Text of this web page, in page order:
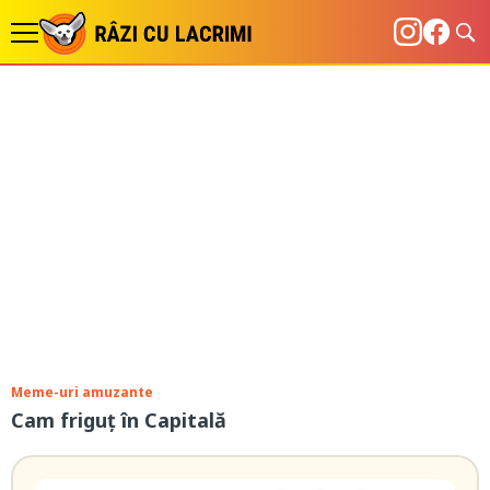
Meme-uri amuzante
Cam friguț în Capitală